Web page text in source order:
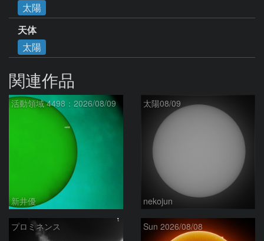
太陽
天体
太陽
関連作品
活動領域 4498：2026/08/09
新井優
太陽08/09
nekojun
プロミネンス Sun 2026/08/08